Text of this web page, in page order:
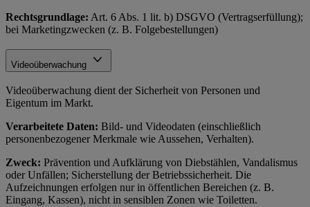
Rechtsgrundlage: Art. 6 Abs. 1 lit. b) DSGVO (Vertragserfüllung);
bei Marketingzwecken (z. B. Folgebestellungen)
Videoüberwachung
Videoüberwachung dient der Sicherheit von Personen und
Eigentum im Markt.
Verarbeitete Daten: Bild- und Videodaten (einschließlich
personenbezogener Merkmale wie Aussehen, Verhalten).
Zweck: Prävention und Aufklärung von Diebstählen, Vandalismus
oder Unfällen; Sicherstellung der Betriebssicherheit. Die
Aufzeichnungen erfolgen nur in öffentlichen Bereichen (z. B.
Eingang, Kassen), nicht in sensiblen Zonen wie Toiletten.